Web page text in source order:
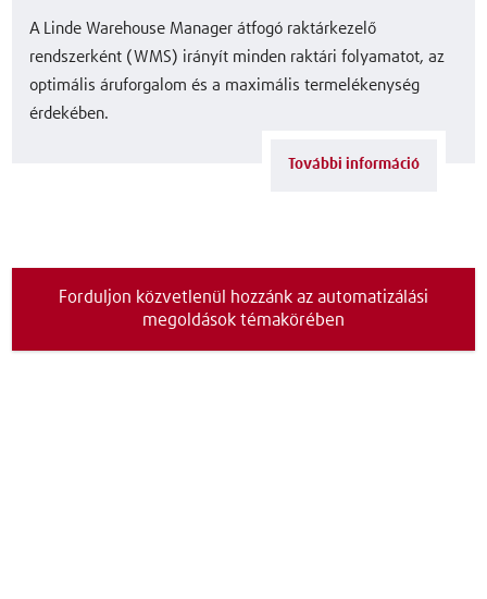
A Linde Warehouse Manager átfogó raktárkezelő
rendszerként (WMS) irányít minden raktári folyamatot, az
optimális áruforgalom és a maximális termelékenység
érdekében.
További információ
Forduljon közvetlenül hozzánk az automatizálási
megoldások témakörében